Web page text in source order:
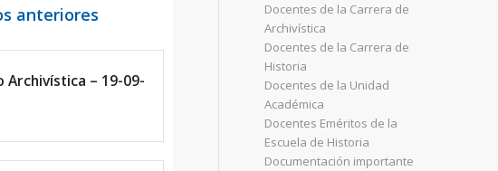
anteriores
Archivística – 19-09-
Docentes de la Carrera de
Archivística
Docentes de la Carrera de
Historia
Docentes de la Unidad
Académica
Docentes Eméritos de la
Escuela de Historia
Documentación importante